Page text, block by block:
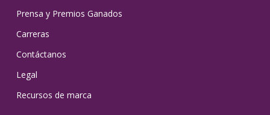
Prensa y Premios Ganados
Carreras
Contáctanos
Legal
Recursos de marca